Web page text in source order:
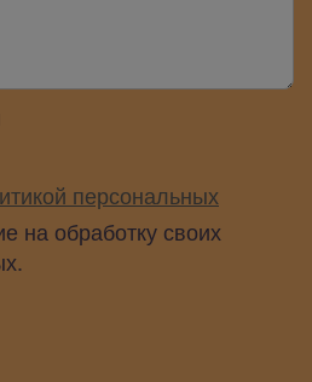
персональных
на обработку своих